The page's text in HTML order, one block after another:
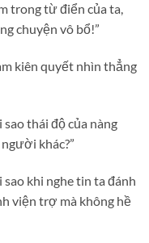
trong từ điển của ta,
chuyện vô bổ!”
kiên quyết nhìn thẳng
thái độ của nàng
khác?”
khi nghe tin ta đánh
viện trợ mà không hề